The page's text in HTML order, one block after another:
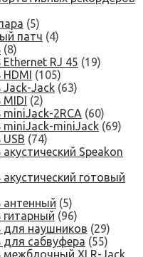
(5)
патч (4)
(8)
RJ 45 (19)
(105)
Jack (63)
(2)
2RCA (60)
miniJack (69)
(74)
Speakon
готовый
(5)
(96)
для наушников (29)
сабвуфера (55)
XLR-Jack